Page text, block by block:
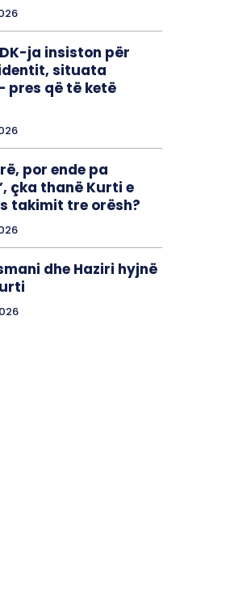
ja insiston për
situata
pres që të ketë
por ende pa
çka thanë Kurti e
takimit tre orësh?
dhe Haziri hyjnë